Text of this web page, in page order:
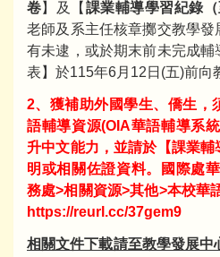
卷】及【 課業輔導學習紀錄（
老師及系主任核章擲交教學發
有未逮，或於期末前未完成
表】於115年6月12日(五)前向
2、獲補助外國學生、僑生，
語輔導資源(OIA華語輔導系
升中文能力，並請於【課業
明或相關佐證資料。國際處
務處>相關資源>其他>本校華
https://reurl.cc/37gem9
相關文件下載請至教學發展中